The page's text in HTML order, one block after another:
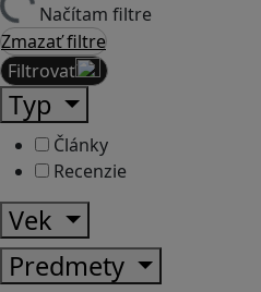
Načítam filtre
Zmazať filtre
Filtrovať
Typ
Články
Recenzie
Vek
Predmety